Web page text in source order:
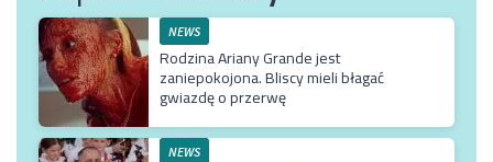
NEWS
Rodzina Ariany Grande jest
zaniepokojona. Bliscy mieli błagać
gwiazdę o przerwę
NEWS